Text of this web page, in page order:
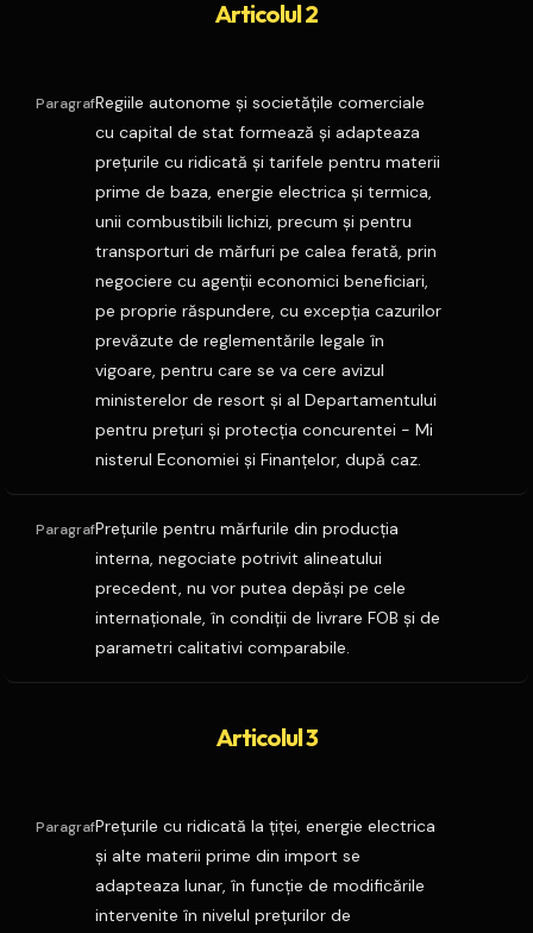
Articolul 2
ParagrafRegiile autonome şi societăţile comerciale
cu capital de stat formează şi adapteaza
preţurile cu ridicată şi tarifele pentru materii
prime de baza, energie electrica şi termica,
unii combustibili lichizi, precum şi pentru
transporturi de mărfuri pe calea ferată, prin
negociere cu agenţii economici beneficiari,
pe proprie răspundere, cu excepţia cazurilor
prevăzute de reglementările legale în
vigoare, pentru care se va cere avizul
ministerelor de resort şi al Departamentului
pentru preţuri şi protecţia concurentei - Mi
nisterul Economiei şi Finanţelor, după caz.
ParagrafPreţurile pentru mărfurile din producţia
interna, negociate potrivit alineatului
precedent, nu vor putea depăşi pe cele
internaţionale, în condiţii de livrare FOB şi de
parametri calitativi comparabile.
Articolul 3
ParagrafPreţurile cu ridicată la ţiţei, energie electrica
şi alte materii prime din import se
adapteaza lunar, în funcţie de modificările
intervenite în nivelul preţurilor de